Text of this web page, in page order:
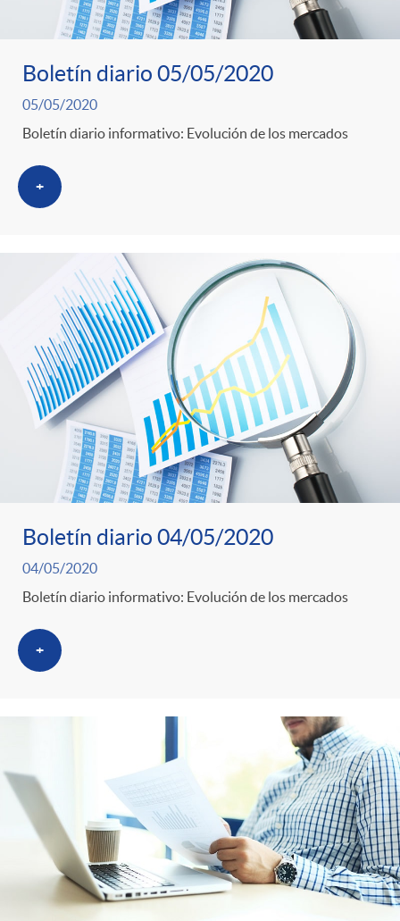
Boletín diario 05/05/2020
05/05/2020
Boletín diario informativo: Evolución de los mercados
+
Boletín diario 04/05/2020
04/05/2020
Boletín diario informativo: Evolución de los mercados
+